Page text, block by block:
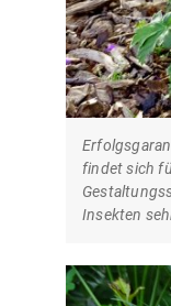
findet sich
Insekten